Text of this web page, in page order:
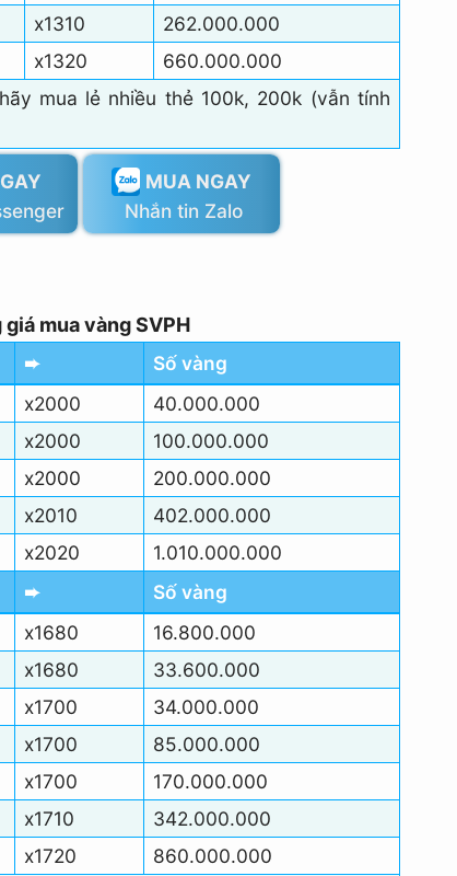
x1310
262.000.000
x1320
660.000.000
mua lẻ nhiều thẻ 100k, 200k (vẫn tính
MUA NGAY
Nhắn tin Zalo
giá mua vàng SVPH
➨
Số vàng
x2000
40.000.000
x2000
100.000.000
x2000
200.000.000
x2010
402.000.000
x2020
1.010.000.000
➨
Số vàng
x1680
16.800.000
x1680
33.600.000
x1700
34.000.000
x1700
85.000.000
x1700
170.000.000
x1710
342.000.000
x1720
860.000.000